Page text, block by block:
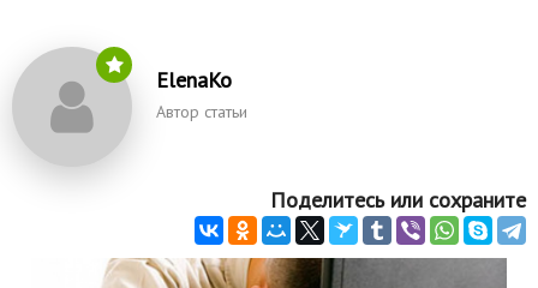
ElenaKo
Автор статьи
Поделитесь или сохраните